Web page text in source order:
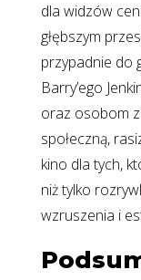
dla widzów
głębszym
przypadnie do
Barry’ego
oraz osobom
społeczną,
kino dla tych,
niż tylko
wzruszenia i